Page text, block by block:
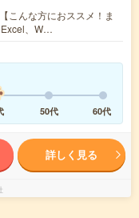
こんな方におススメ！ま
Excel、W…
50代 60代
詳しく見る